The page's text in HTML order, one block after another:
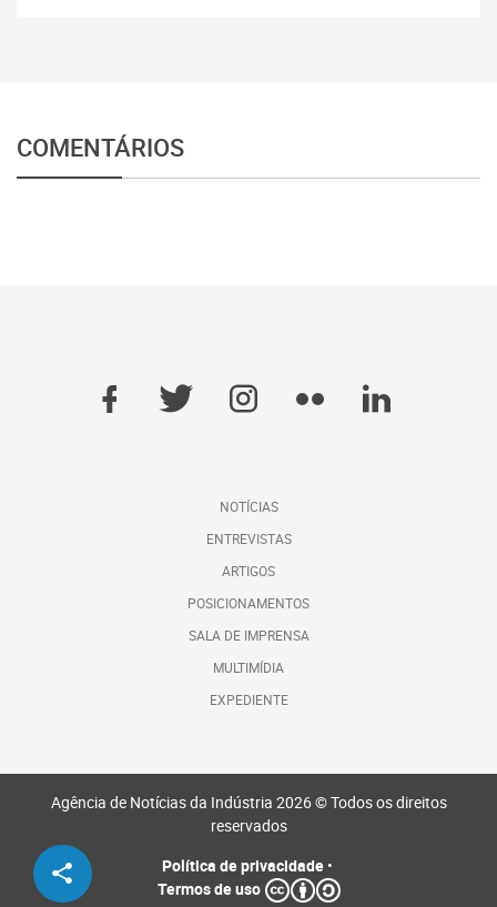
COMENTÁRIOS
NOTÍCIAS
ENTREVISTAS
ARTIGOS
POSICIONAMENTOS
SALA DE IMPRENSA
MULTIMÍDIA
EXPEDIENTE
Agência de Notícias da Indústria 2026 © Todos os direitos
reservados
Política de privacidade•
Termos de uso